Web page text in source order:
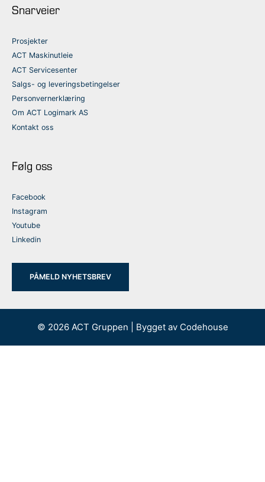
Snarveier
Prosjekter
ACT Maskinutleie
ACT Servicesenter
Salgs- og leveringsbetingelser
Personvernerklæring
Om ACT Logimark AS
Kontakt oss
Følg oss
Facebook
Instagram
Youtube
Linkedin
PÅMELD NYHETSBREV
© 2026 ACT Gruppen | Bygget av Codehouse